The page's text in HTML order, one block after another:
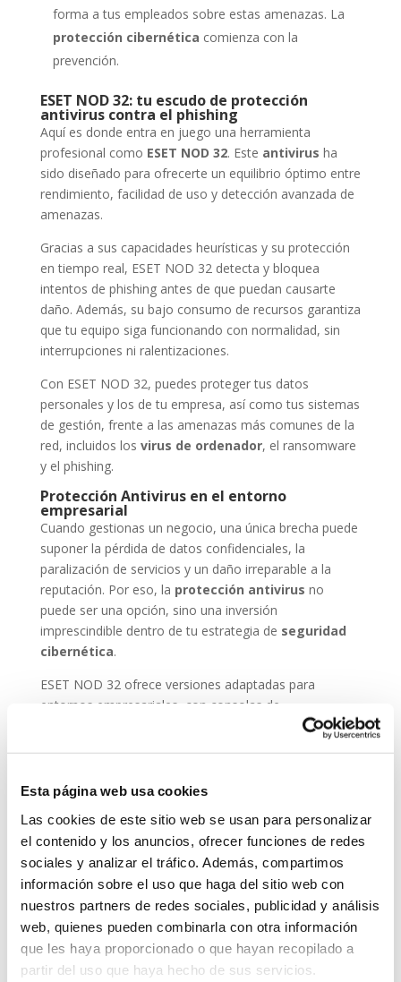
Esta página web usa cookies
Las cookies de este sitio web se usan para personalizar
el contenido y los anuncios, ofrecer funciones de redes
sociales y analizar el tráfico. Además, compartimos
información sobre el uso que haga del sitio web con
nuestros partners de redes sociales, publicidad y análisis
web, quienes pueden combinarla con otra información
que les haya proporcionado o que hayan recopilado a
partir del uso que haya hecho de sus servicios.
forma a tus empleados sobre estas amenazas. La
protección cibernética comienza con la
prevención.
ESET NOD 32: tu escudo de protección
antivirus contra el phishing
Aquí es donde entra en juego una herramienta
profesional como ESET NOD 32. Este antivirus ha
sido diseñado para ofrecerte un equilibrio óptimo entre
rendimiento, facilidad de uso y detección avanzada de
amenazas.
Gracias a sus capacidades heurísticas y su protección
en tiempo real, ESET NOD 32 detecta y bloquea
intentos de phishing antes de que puedan causarte
daño. Además, su bajo consumo de recursos garantiza
que tu equipo siga funcionando con normalidad, sin
interrupciones ni ralentizaciones.
Con ESET NOD 32, puedes proteger tus datos
personales y los de tu empresa, así como tus sistemas
de gestión, frente a las amenazas más comunes de la
red, incluidos los virus de ordenador, el ransomware
y el phishing.
Protección Antivirus en el entorno
empresarial
Cuando gestionas un negocio, una única brecha puede
suponer la pérdida de datos confidenciales, la
paralización de servicios y un daño irreparable a la
reputación. Por eso, la protección antivirus no
puede ser una opción, sino una inversión
imprescindible dentro de tu estrategia de seguridad
cibernética.
ESET NOD 32 ofrece versiones adaptadas para
entornos empresariales, con consolas de
administración remota y escaneos programados. De
libres de amenazas.
Grupo-System, ¿Quiénes somos?
EnSystem Network Communication, con más de
15 años de experiencia, disponemos de un equipo de
profesionales especializados para cada área de
Telefonía Virtual, Antivirus y Seguridad,
Marketing 2.0, Obras y Proyecto e International
Business; siempre con las garantías de un trabajo
excelente.